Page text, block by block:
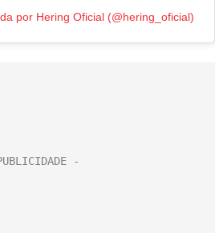
por Hering Oficial (@hering_oficial)